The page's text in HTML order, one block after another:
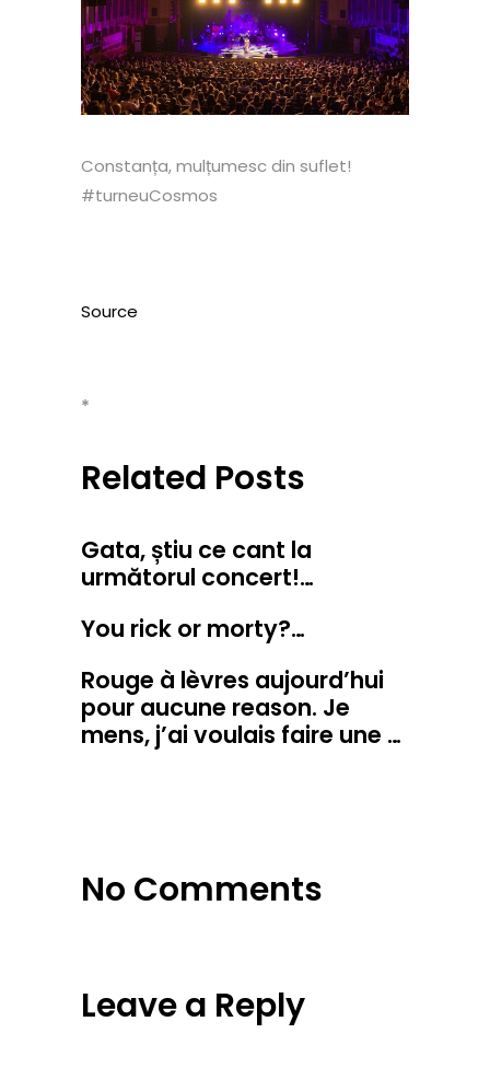
Constanța, mulțumesc din suflet!
#turneuCosmos
Source
*
Related Posts
Gata, știu ce cant la
următorul concert!…
You rick or morty?…
Rouge à lèvres aujourd’hui
pour aucune reason. Je
mens, j’ai voulais faire une …
No Comments
Leave a Reply